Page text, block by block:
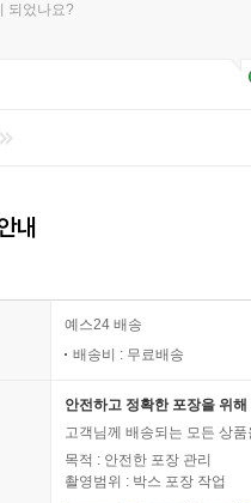
되었나요?
내
예스24 배송
배송비 : 무료배송
안전하고 정확한 포장을 위
고객님께 배송되는 모든 상
목적 : 안전한 포장 관리
촬영범위 : 박스 포장 작업